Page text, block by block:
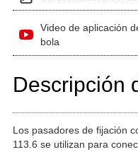
Video de aplicación
bola
Descripción
Los pasadores de fijación
113.6 se utilizan para